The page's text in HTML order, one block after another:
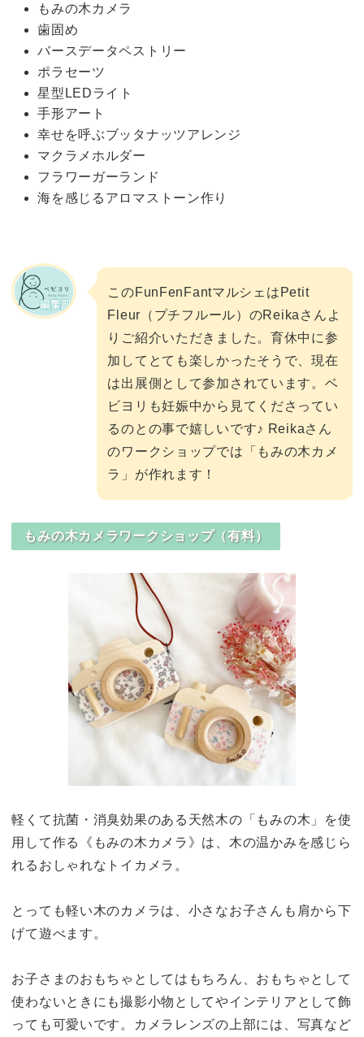
もみの木カメラ
歯固め
バースデータペストリー
ポラセーツ
星型LEDライト
手形アート
幸せを呼ぶブッタナッツアレンジ
マクラメホルダー
フラワーガーランド
海を感じるアロマストーン作り
このFunFenFantマルシェはPetit
Fleur（プチフルール）のReikaさんよ
りご紹介いただきました。育休中に参
加してとても楽しかったそうで、現在
は出展側として参加されています。ベ
ビヨリも妊娠中から見てくださってい
るのとの事で嬉しいです♪ Reikaさん
のワークショップでは「もみの木カメ
ラ」が作れます！
もみの木カメラワークショップ（有料）
軽くて抗菌・消臭効果のある天然⽊の「もみの⽊」を使
用して作る《もみの木カメラ》は、木の温かみを感じら
れるおしゃれなトイカメラ。
とっても軽い木のカメラは、小さなお子さんも肩から下
げて遊べます。
お子さまのおもちゃとしてはもちろん、おもちゃとして
使わないときにも撮影小物としてやインテリアとして飾
っても可愛いです。カメラレンズの上部には、写真など